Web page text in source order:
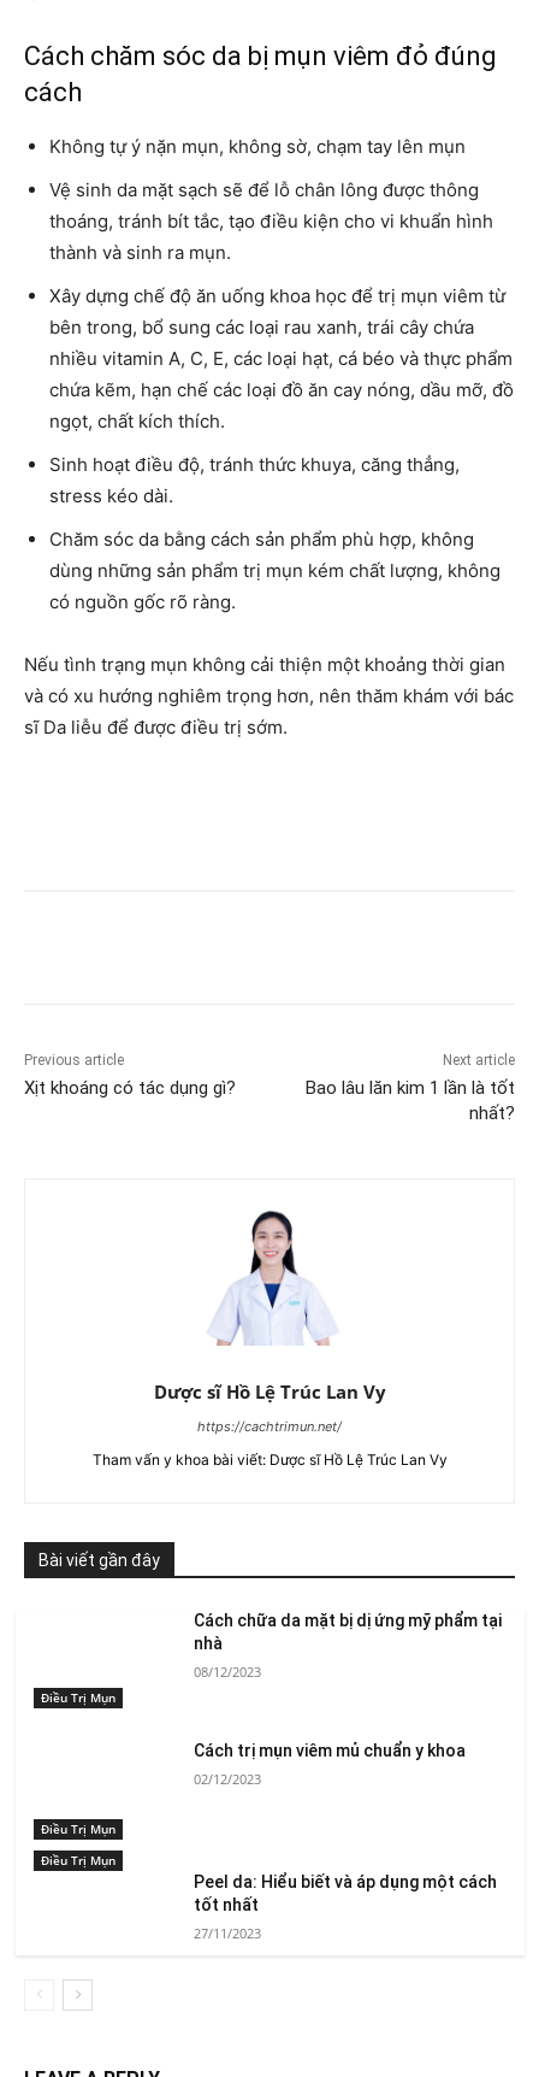
Cách chăm sóc da bị mụn viêm đỏ đúng
cách
Không tự ý nặn mụn, không sờ, chạm tay lên mụn
Vệ sinh da mặt sạch sẽ để lỗ chân lông được thông
thoáng, tránh bít tắc, tạo điều kiện cho vi khuẩn hình
thành và sinh ra mụn.
Xây dựng chế độ ăn uống khoa học để trị mụn viêm từ
bên trong, bổ sung các loại rau xanh, trái cây chứa
nhiều vitamin A, C, E, các loại hạt, cá béo và thực phẩm
chứa kẽm, hạn chế các loại đồ ăn cay nóng, dầu mỡ, đồ
ngọt, chất kích thích.
Sinh hoạt điều độ, tránh thức khuya, căng thẳng,
stress kéo dài.
Chăm sóc da bằng cách sản phẩm phù hợp, không
dùng những sản phẩm trị mụn kém chất lượng, không
có nguồn gốc rõ ràng.
Nếu tình trạng mụn không cải thiện một khoảng thời gian
và có xu hướng nghiêm trọng hơn, nên thăm khám với bác
sĩ Da liễu để được điều trị sớm.
Previous article
Xịt khoáng có tác dụng gì?
Next article
Bao lâu lăn kim 1 lần là tốt
nhất?
Dược sĩ Hồ Lệ Trúc Lan Vy
https://cachtrimun.net/
Tham vấn y khoa bài viết: Dược sĩ Hồ Lệ Trúc Lan Vy
Bài viết gần đây
Điều Trị Mụn
Cách chữa da mặt bị dị ứng mỹ phẩm tại
nhà
08/12/2023
Điều Trị Mụn
Cách trị mụn viêm mủ chuẩn y khoa
02/12/2023
Điều Trị Mụn
Peel da: Hiểu biết và áp dụng một cách
tốt nhất
27/11/2023